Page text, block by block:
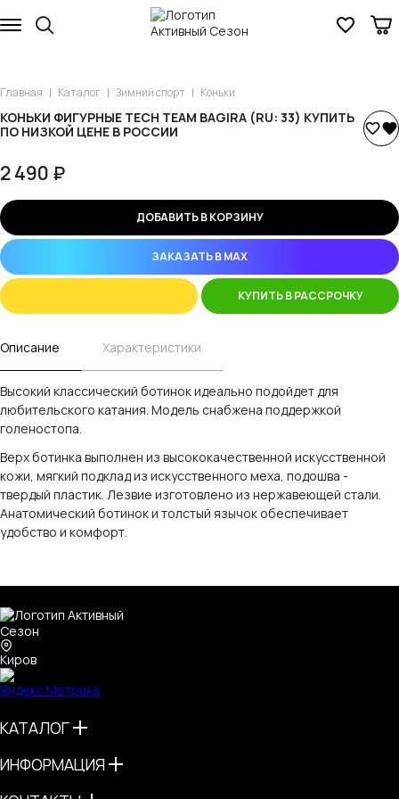
Главная Каталог Зимний спорт Коньки
КОНЬКИ ФИГУРНЫЕ TECH TEAM BAGIRA (RU: 33) КУПИТЬ
ПО НИЗКОЙ ЦЕНЕ В РОССИИ
2 490 ₽
ДОБАВИТЬ В КОРЗИНУ
ЗАКАЗАТЬ В MAX
КУПИТЬ В РАССРОЧКУ
Описание Характеристики
Высокий классический ботинок идеально подойдет для
любительского катания. Модель снабжена поддержкой
голеностопа.
Верх ботинка выполнен из высококачественной искусственной
кожи, мягкий подклад из искусственного меха, подошва -
твердый пластик. Лезвие изготовлено из нержавеющей стали.
Анатомический ботинок и толстый язычок обеспечивает
удобство и комфорт.
Киров
КАТАЛОГ
ИНФОРМАЦИЯ